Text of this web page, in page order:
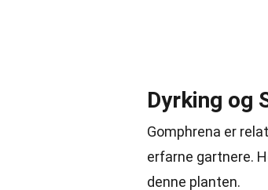
Dyrking og
Gomphrena er
erfarne gartnere.
denne planten.